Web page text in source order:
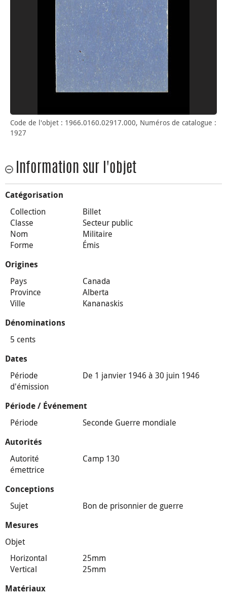
Code de l'objet : 1966.0160.02917.000, Numéros de catalogue :
1927
Information sur l'objet
Catégorisation
Collection
Billet
Classe
Secteur public
Nom
Militaire
Forme
Émis
Origines
Pays
Canada
Province
Alberta
Ville
Kananaskis
Dénominations
5 cents
Dates
Période
d'émission
De 1 janvier 1946 à 30 juin 1946
Période / Événement
Période Seconde Guerre mondiale
Autorités
Autorité
émettrice
Camp 130
Conceptions
Sujet Bon de prisonnier de guerre
Mesures
Objet
Horizontal
25mm
Vertical
25mm
Matériaux